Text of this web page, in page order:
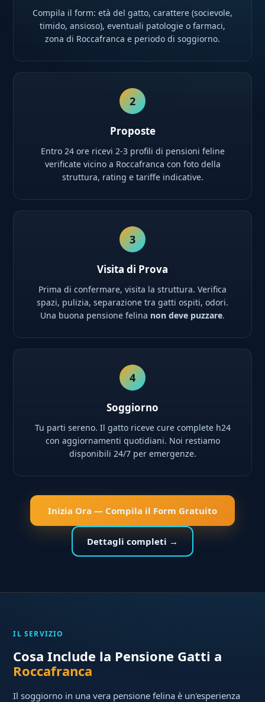
Compila il form: età del gatto, carattere (socievole,
timido, ansioso), eventuali patologie o farmaci,
zona di Roccafranca e periodo di soggiorno.
2
Proposte
Entro 24 ore ricevi 2-3 profili di pensioni feline
verificate vicino a Roccafranca con foto della
struttura, rating e tariffe indicative.
3
Visita di Prova
Prima di confermare, visita la struttura. Verifica
spazi, pulizia, separazione tra gatti ospiti, odori.
Una buona pensione felina non deve puzzare.
4
Soggiorno
Tu parti sereno. Il gatto riceve cure complete h24
con aggiornamenti quotidiani. Noi restiamo
disponibili 24/7 per emergenze.
Inizia Ora — Compila il Form Gratuito
Dettagli completi →
IL SERVIZIO
Cosa Include la Pensione Gatti a
Roccafranca
Il soggiorno in una vera pensione felina è un'esperienza